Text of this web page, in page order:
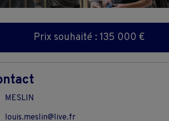
Prix souhaité : 135 000 €
MESLIN
louis.meslin@live.fr